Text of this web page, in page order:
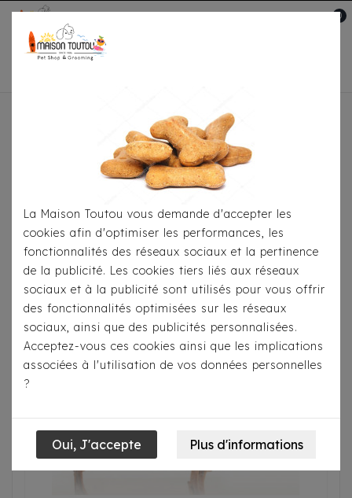
0
Accueil
Pour
Manteaux
Doudoune Réversible Milk
& Pepper Arctik Rouge / Kaki
La Maison Toutou vous demande d'accepter les
cookies afin d'optimiser les performances, les
fonctionnalités des réseaux sociaux et la pertinence
de la publicité. Les cookies tiers liés aux réseaux
sociaux et à la publicité sont utilisés pour vous offrir
des fonctionnalités optimisées sur les réseaux
sociaux, ainsi que des publicités personnalisées.
Acceptez-vous ces cookies ainsi que les implications
associées à l'utilisation de vos données personnelles
?